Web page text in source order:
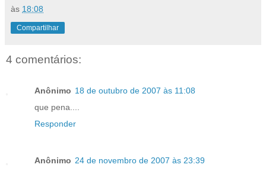
às 18:08
Compartilhar
4 comentários:
Anônimo 18 de outubro de 2007 às 11:08
que pena....
Responder
Anônimo 24 de novembro de 2007 às 23:39